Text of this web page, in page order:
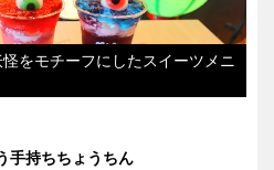
怪をモチーフにしたスイーツメニ
手持ちちょうちん